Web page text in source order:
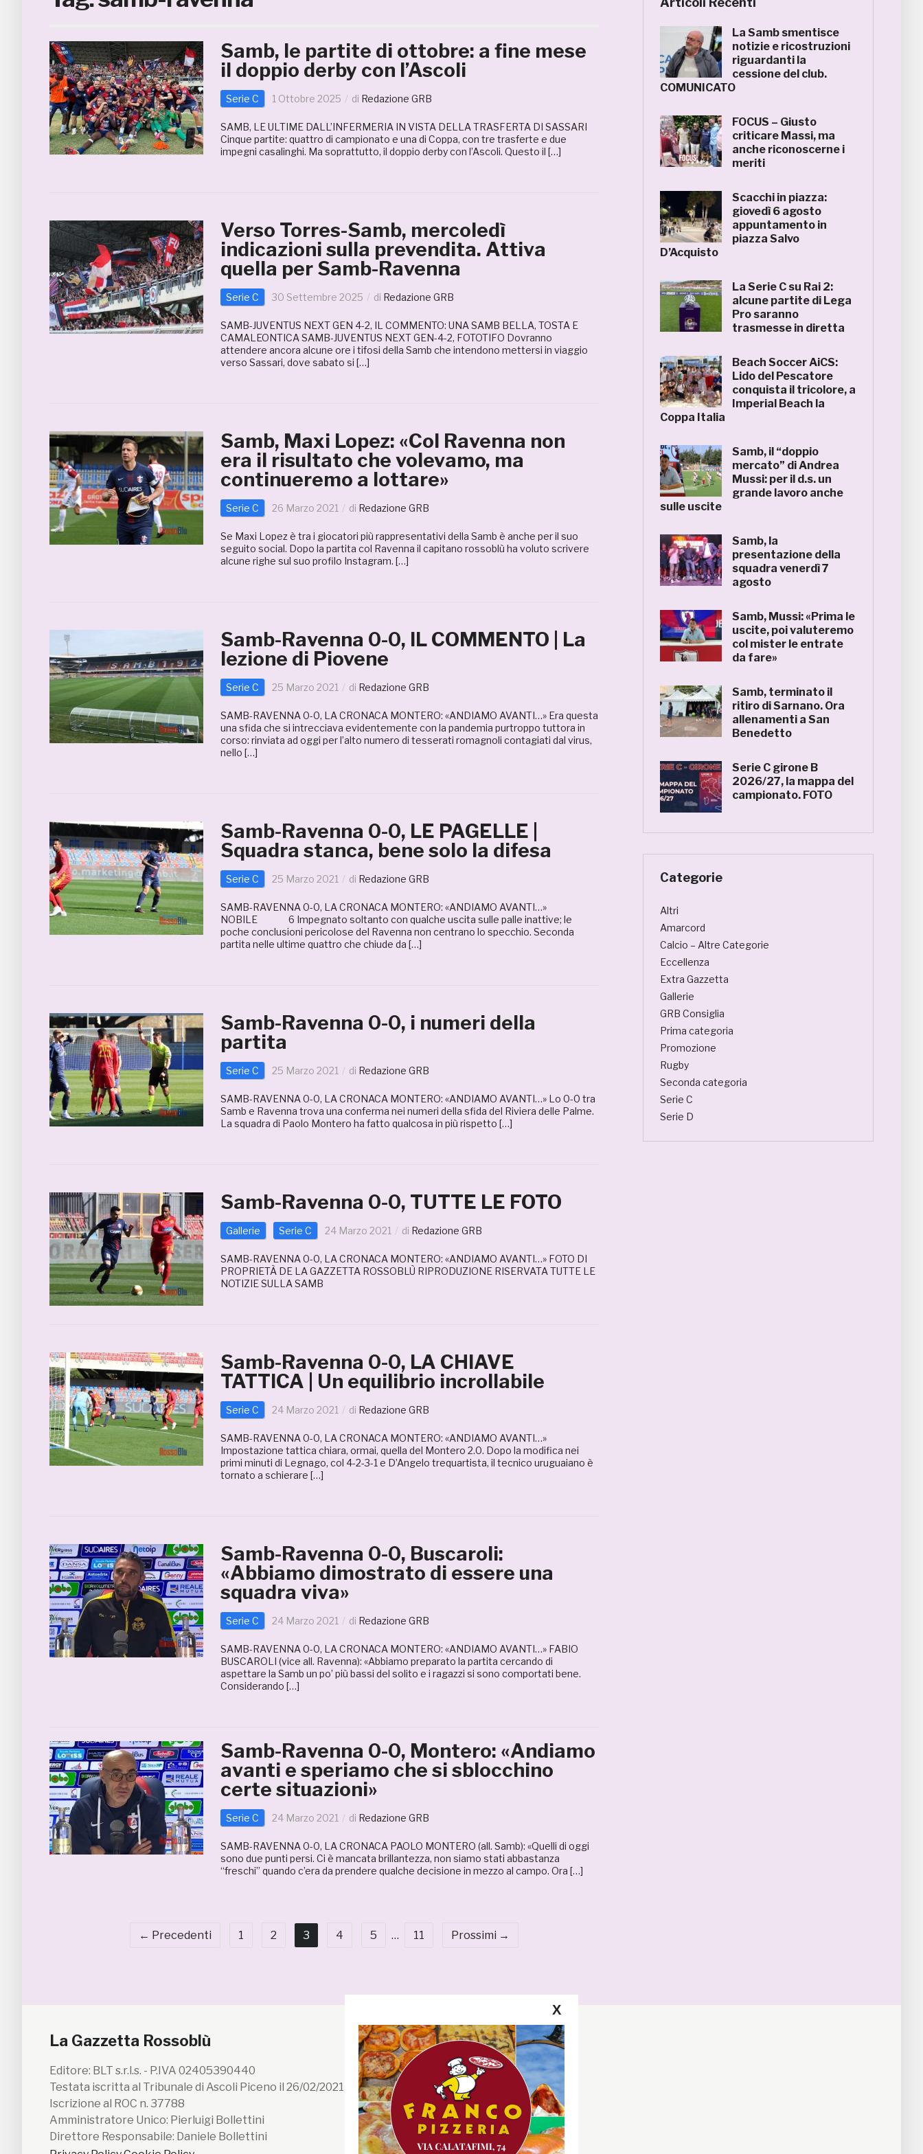
Samb, le partite di ottobre: a fine mese
il doppio derby con l’Ascoli
Serie C 1 Ottobre 2025 di Redazione GRB
SAMB, LE ULTIME DALL’INFERMERIA IN VISTA DELLA TRASFERTA DI SASSARI
Cinque partite: quattro di campionato e una di Coppa, con tre trasferte e due
impegni casalinghi. Ma soprattutto, il doppio derby con l’Ascoli. Questo il […]
Verso Torres-Samb, mercoledì
indicazioni sulla prevendita. Attiva
quella per Samb-Ravenna
Serie C 30 Settembre 2025 di Redazione GRB
SAMB-JUVENTUS NEXT GEN 4-2, IL COMMENTO: UNA SAMB BELLA, TOSTA E
CAMALEONTICA SAMB-JUVENTUS NEXT GEN-4-2, FOTOTIFO Dovranno
attendere ancora alcune ore i tifosi della Samb che intendono mettersi in viaggio
verso Sassari, dove sabato si […]
Samb, Maxi Lopez: «Col Ravenna non
era il risultato che volevamo, ma
continueremo a lottare»
Serie C 26 Marzo 2021 di Redazione GRB
Se Maxi Lopez è tra i giocatori più rappresentativi della Samb è anche per il suo
seguito social. Dopo la partita col Ravenna il capitano rossoblù ha voluto scrivere
alcune righe sul suo profilo Instagram. […]
Samb-Ravenna 0-0, IL COMMENTO | La
lezione di Piovene
Serie C 25 Marzo 2021 di Redazione GRB
SAMB-RAVENNA 0-0, LA CRONACA MONTERO: «ANDIAMO AVANTI…» Era questa
una sfida che si intrecciava evidentemente con la pandemia purtroppo tuttora in
corso: rinviata ad oggi per l’alto numero di tesserati romagnoli contagiati dal virus,
nello […]
Samb-Ravenna 0-0, LE PAGELLE |
Squadra stanca, bene solo la difesa
Serie C 25 Marzo 2021 di Redazione GRB
SAMB-RAVENNA 0-0, LA CRONACA MONTERO: «ANDIAMO AVANTI…»
NOBILE 6 Impegnato soltanto con qualche uscita sulle palle inattive; le
poche conclusioni pericolose del Ravenna non centrano lo specchio. Seconda
partita nelle ultime quattro che chiude da […]
Samb-Ravenna 0-0, i numeri della
partita
Serie C 25 Marzo 2021 di Redazione GRB
SAMB-RAVENNA 0-0, LA CRONACA MONTERO: «ANDIAMO AVANTI…» Lo 0-0 tra
Samb e Ravenna trova una conferma nei numeri della sfida del Riviera delle Palme.
La squadra di Paolo Montero ha fatto qualcosa in più rispetto […]
Samb-Ravenna 0-0, TUTTE LE FOTO
Gallerie Serie C 24 Marzo 2021 di Redazione GRB
SAMB-RAVENNA 0-0, LA CRONACA MONTERO: «ANDIAMO AVANTI…» FOTO DI
PROPRIETÀ DE LA GAZZETTA ROSSOBLÙ RIPRODUZIONE RISERVATA TUTTE LE
NOTIZIE SULLA SAMB
Samb-Ravenna 0-0, LA CHIAVE
TATTICA | Un equilibrio incrollabile
Serie C 24 Marzo 2021 di Redazione GRB
SAMB-RAVENNA 0-0, LA CRONACA MONTERO: «ANDIAMO AVANTI…»
Impostazione tattica chiara, ormai, quella del Montero 2.0. Dopo la modifica nei
primi minuti di Legnago, col 4-2-3-1 e D’Angelo trequartista, il tecnico uruguaiano è
tornato a schierare […]
Samb-Ravenna 0-0, Buscaroli:
«Abbiamo dimostrato di essere una
squadra viva»
Serie C 24 Marzo 2021 di Redazione GRB
SAMB-RAVENNA 0-0, LA CRONACA MONTERO: «ANDIAMO AVANTI…» FABIO
BUSCAROLI (vice all. Ravenna): «Abbiamo preparato la partita cercando di
aspettare la Samb un po’ più bassi del solito e i ragazzi si sono comportati bene.
Considerando […]
Samb-Ravenna 0-0, Montero: «Andiamo
avanti e speriamo che si sblocchino
certe situazioni»
Serie C 24 Marzo 2021 di Redazione GRB
SAMB-RAVENNA 0-0, LA CRONACA PAOLO MONTERO (all. Samb): «Quelli di oggi
sono due punti persi. Ci è mancata brillantezza, non siamo stati abbastanza
“freschi” quando c’era da prendere qualche decisione in mezzo al campo. Ora […]
← Precedenti 1 2 3 4 5 … 11 Prossimi →
La Samb smentisce
notizie e ricostruzioni
riguardanti la
cessione del club.
COMUNICATO
FOCUS – Giusto
criticare Massi, ma
anche riconoscerne i
meriti
Scacchi in piazza:
giovedì 6 agosto
appuntamento in
piazza Salvo
D’Acquisto
La Serie C su Rai 2:
alcune partite di Lega
Pro saranno
trasmesse in diretta
Beach Soccer AiCS:
Lido del Pescatore
conquista il tricolore, a
Imperial Beach la
Coppa Italia
Samb, il “doppio
mercato” di Andrea
Mussi: per il d.s. un
grande lavoro anche
sulle uscite
Samb, la
presentazione della
squadra venerdì 7
agosto
Samb, Mussi: «Prima le
uscite, poi valuteremo
col mister le entrate
da fare»
Samb, terminato il
ritiro di Sarnano. Ora
allenamenti a San
Benedetto
Serie C girone B
2026/27, la mappa del
campionato. FOTO
Categorie
Altri
Amarcord
Calcio – Altre Categorie
Eccellenza
Extra Gazzetta
Gallerie
GRB Consiglia
Prima categoria
Promozione
Rugby
Seconda categoria
Serie C
Serie D
La Gazzetta Rossoblù
Editore: BLT s.r.l.s. - P.IVA 02405390440
Testata iscritta al Tribunale di Ascoli Piceno il 26/02/2021 n. 199/2021
Iscrizione al ROC n. 37788
Amministratore Unico: Pierluigi Bollettini
Direttore Responsabile: Daniele Bollettini
Segui la GRB
Facebook
Instagram
X